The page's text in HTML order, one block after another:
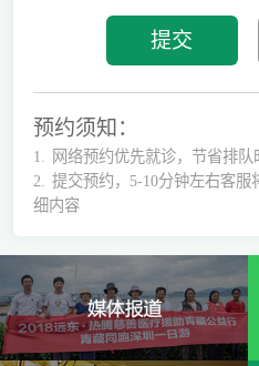
预约须知：
1.
网络预约优先就诊，节省排队
2.
提交预约，5-10分钟左右客
细内容